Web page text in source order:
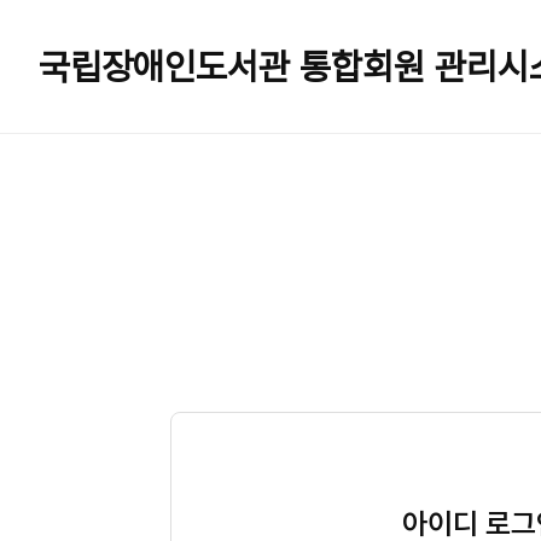
국립장애인도서관 통합회원 관리시
아이디 로그